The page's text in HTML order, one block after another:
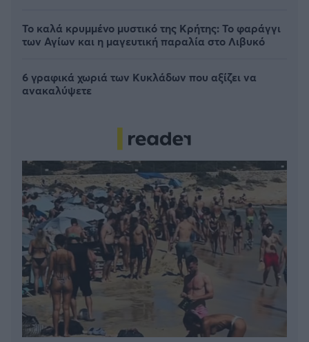
Το καλά κρυμμένο μυστικό της Κρήτης: Το φαράγγι
των Αγίων και η μαγευτική παραλία στο Λιβυκό
6 γραφικά χωριά των Κυκλάδων που αξίζει να
ανακαλύψετε